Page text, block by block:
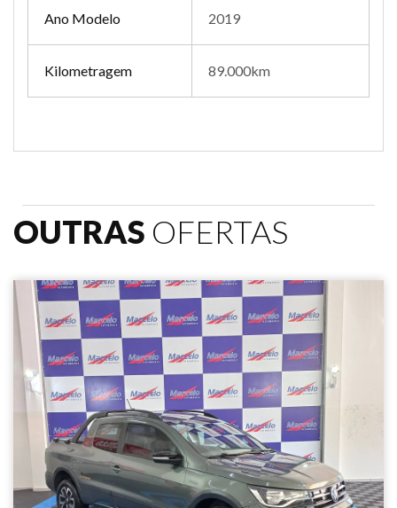
Ano Modelo 2019
Kilometragem 89.000km
OUTRAS OFERTAS